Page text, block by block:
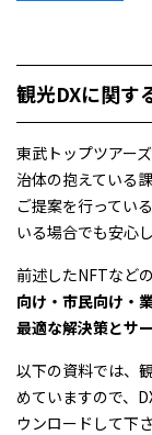
観光DXに関す
東武トップツアー
治体の抱えている
ご提案を行ってい
いる場合でも安心
前述したNFTなどの
向け・市民向け・
最適な解決策とサ
以下の資料では、
めていますので、
ウンロードして下さ